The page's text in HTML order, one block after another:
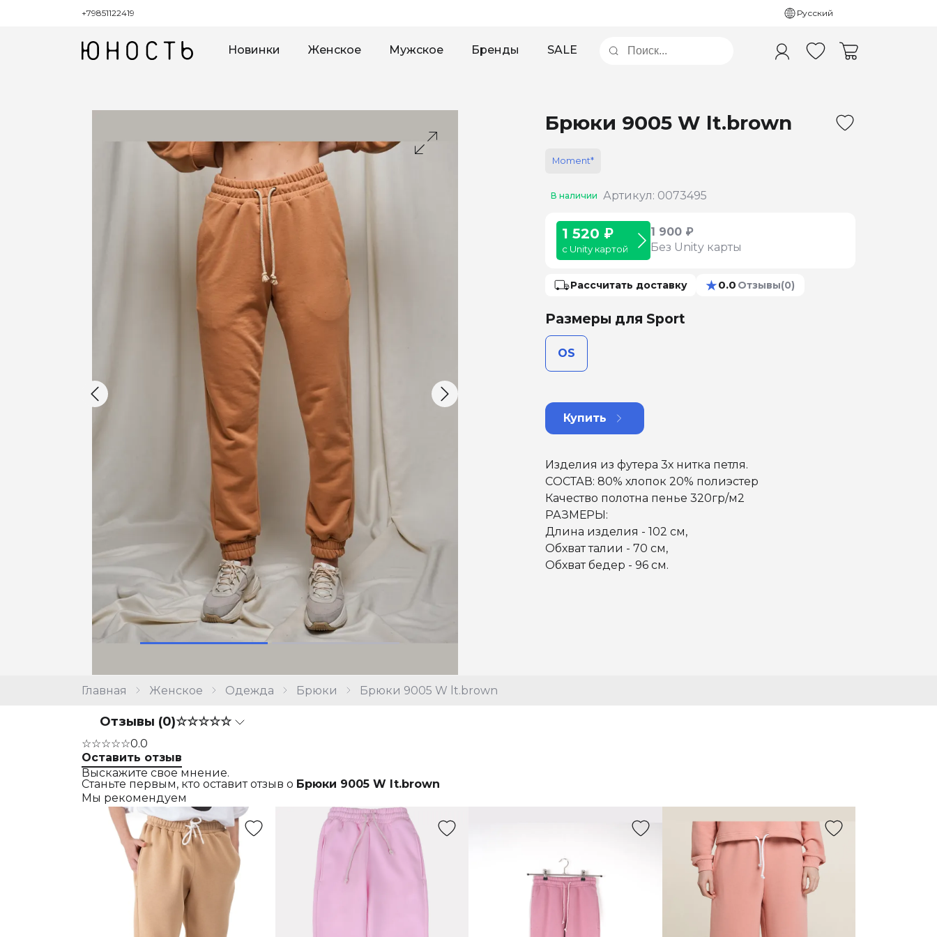
+79851122419 Русский
Новинки Женское Мужское Бренды SALE
Главная Женское Одежда Брюки Брюки 9005 W lt.brown
Брюки 9005 W lt.brown
Moment*
В наличии Артикул: 0073495
1 520 ₽
с Unity картой
1 900 ₽
Без Unity карты
Рассчитать доставку ★0.0 Отзывы(0)
Размеры для Sport
OS
Купить
Изделия из футера 3х нитка петля.
СОСТАВ: 80% хлопок 20% полиэстер
Качество полотна пенье 320гр/м2
РАЗМЕРЫ:
Длина изделия - 102 см,
Обхват талии - 70 см,
Обхват бедер - 96 см.
Отзывы (0)☆☆☆☆☆
☆☆☆☆☆0.0
Оставить отзыв
Выскажите свое мнение.
Станьте первым, кто оставит отзыв о Брюки 9005 W lt.brown
Мы рекомендуем